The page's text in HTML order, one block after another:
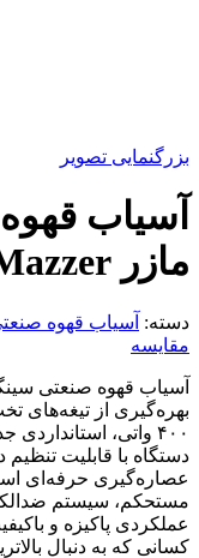
بزرگنمایی تصویر
آسیاب
مازر Mazzer مدل Philos
دسته: آسیاب قهوه
مقایسه
۴۰۰ واتی،
دستگاه با قابلیت تنظیم
عصاره‌گیری حرفه‌ای
عملکردی پاکیزه و
کسانی که به دنبال